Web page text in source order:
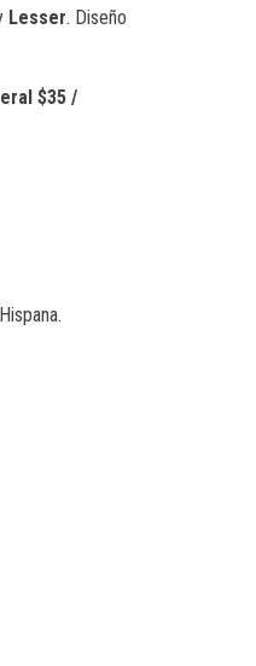
Lesser. Diseño
$35 /